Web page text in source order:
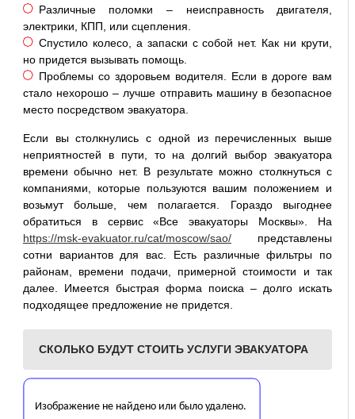
Различные поломки – неисправность двигателя,
электрики, КПП, или сцепления.
Спустило колесо, а запаски с собой нет. Как ни крути,
но придется вызывать помощь.
Проблемы со здоровьем водителя. Если в дороге вам
стало нехорошо – лучше отправить машину в безопасное
место посредством эвакуатора.
Если вы столкнулись с одной из перечисленных выше
неприятностей в пути, то на долгий выбор эвакуатора
времени обычно нет. В результате можно столкнуться с
компаниями, которые пользуются вашим положением и
возьмут больше, чем полагается. Гораздо выгоднее
обратиться в сервис «Все эвакуаторы Москвы». На
https://msk-evakuator.ru/cat/moscow/sao/представлены
сотни вариантов для вас. Есть различные фильтры по
районам, времени подачи, примерной стоимости и так
далее. Имеется быстрая форма поиска – долго искать
подходящее предложение не придется.
СКОЛЬКО БУДУТ СТОИТЬ УСЛУГИ ЭВАКУАТОРА